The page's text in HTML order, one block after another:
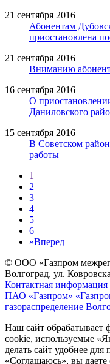
21 сентября 2016
Абонентам
приостановлена
21 сентября 2016
Вниманию
16 сентября 2016
О
Даниловского
15 сентября 2016
В Советском
работы
1
2
3
4
5
6
»Вперед
© ООО «Газпром
Волгоград, ул.
Контактная информация
ПАО «Газпром»
газораспределение
Наш сайт обрабатывает
cookie, используемые
делать сайт удобнее
«Соглашаюсь», вы даете